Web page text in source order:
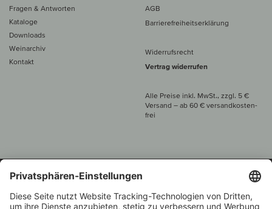
Fragen & Antworten
Kataloge
Downloads
Weinarchiv
Kontakt
AGB
Barrierefreiheitserklärung
Widerrufsrecht
Vertrag widerrufen
Alle Preise inkl. MwSt., zzgl. 5 €
Versand – ab 60 € versand­kosten­
frei
Beratung unter
+49 421 696 797-0